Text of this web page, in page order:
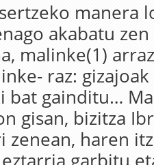
manera
akabatu
malinke(1)
raz: gizajoak
bat gainditu…
gisan, bizitza
haren